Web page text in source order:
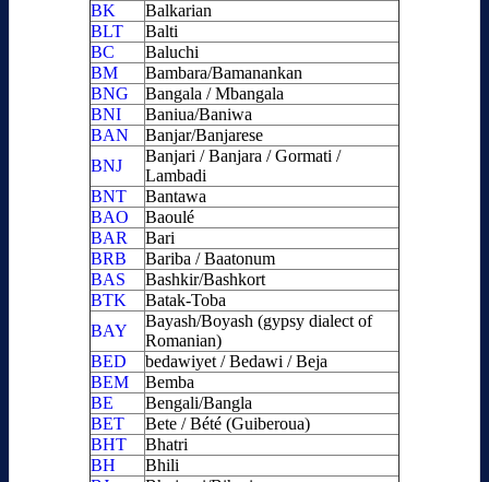
BK
Balkarian
BLT
Balti
BC
Baluchi
BM
Bambara/Bamanankan
BNG
Bangala / Mbangala
BNI
Baniua/Baniwa
BAN
Banjar/Banjarese
BNJ
Banjari / Banjara / Gormati /
Lambadi
BNT
Bantawa
BAO
Baoulé
BAR
Bari
BRB
Bariba / Baatonum
BAS
Bashkir/Bashkort
BTK
Batak-Toba
BAY
Bayash/Boyash (gypsy dialect of
Romanian)
BED
bedawiyet / Bedawi / Beja
BEM
Bemba
BE
Bengali/Bangla
BET
Bete / Bété (Guiberoua)
BHT
Bhatri
BH
Bhili